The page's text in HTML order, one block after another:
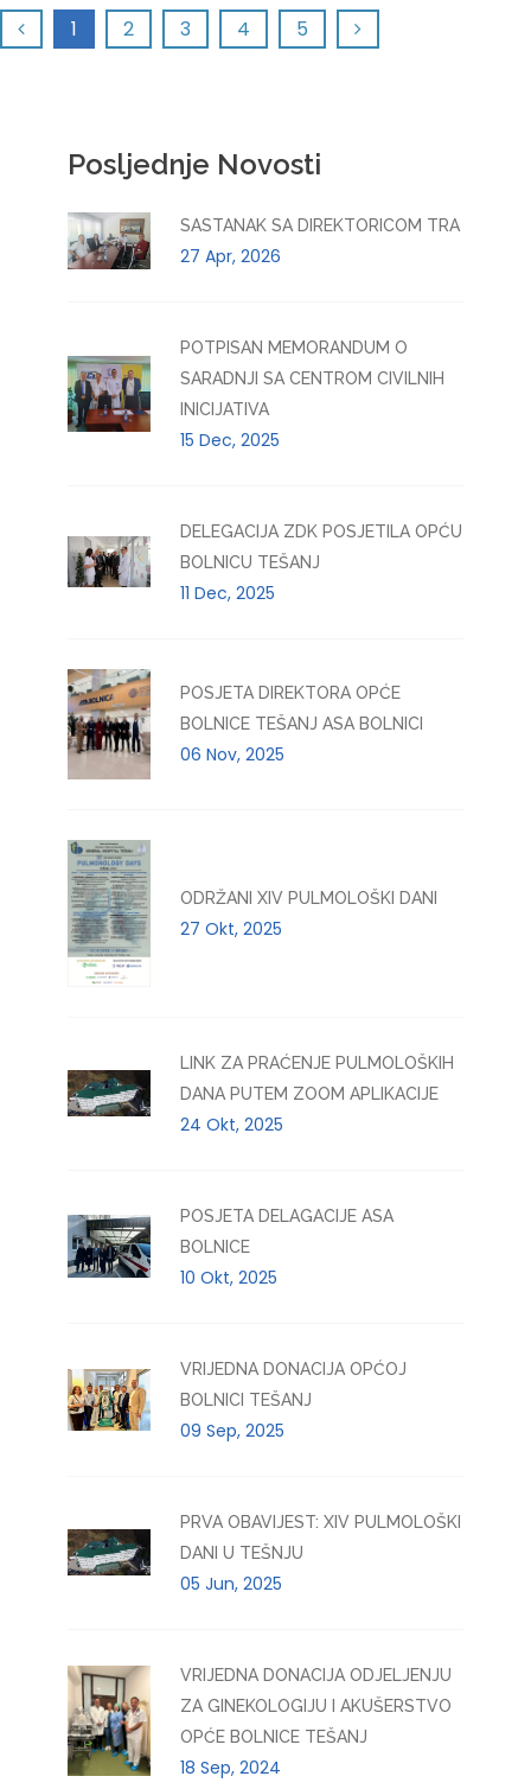
1 2 3 4 5
Posljednje Novosti
SASTANAK SA DIREKTORICOM TRA
27 Apr, 2026
POTPISAN MEMORANDUM O
SARADNJI SA CENTROM CIVILNIH
INICIJATIVA
15 Dec, 2025
DELEGACIJA ZDK POSJETILA OPĆU
BOLNICU TEŠANJ
11 Dec, 2025
POSJETA DIREKTORA OPĆE
BOLNICE TEŠANJ ASA BOLNICI
06 Nov, 2025
ODRŽANI XIV PULMOLOŠKI DANI
27 Okt, 2025
LINK ZA PRAĆENJE PULMOLOŠKIH
DANA PUTEM ZOOM APLIKACIJE
24 Okt, 2025
POSJETA DELAGACIJE ASA
BOLNICE
10 Okt, 2025
VRIJEDNA DONACIJA OPĆOJ
BOLNICI TEŠANJ
09 Sep, 2025
PRVA OBAVIJEST: XIV PULMOLOŠKI
DANI U TEŠNJU
05 Jun, 2025
VRIJEDNA DONACIJA ODJELJENJU
ZA GINEKOLOGIJU I AKUŠERSTVO
OPĆE BOLNICE TEŠANJ
18 Sep, 2024